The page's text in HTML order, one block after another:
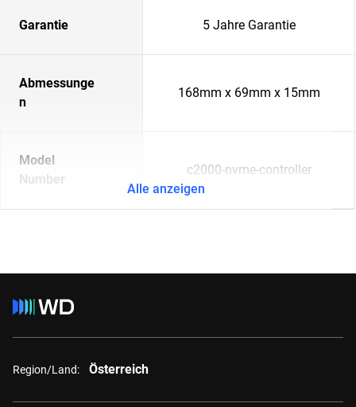
Garantie 5 Jahre Garantie
Abmessunge
n
168mm x 69mm x 15mm
Model
Number
c2000-nvme-controller
Alle anzeigen
Region/Land: Österreich